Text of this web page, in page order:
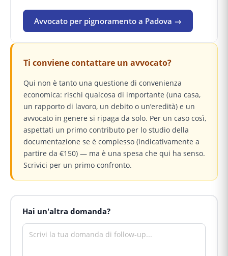
Avvocato per pignoramento a Padova →
Ti conviene contattare un avvocato?
Qui non è tanto una questione di convenienza
economica: rischi qualcosa di importante (una casa,
un rapporto di lavoro, un debito o un’eredità) e un
avvocato in genere si ripaga da solo. Per un caso così,
aspettati un primo contributo per lo studio della
documentazione se è complesso (indicativamente a
partire da €150) — ma è una spesa che qui ha senso.
Scrivici per un primo confronto.
Hai un'altra domanda?